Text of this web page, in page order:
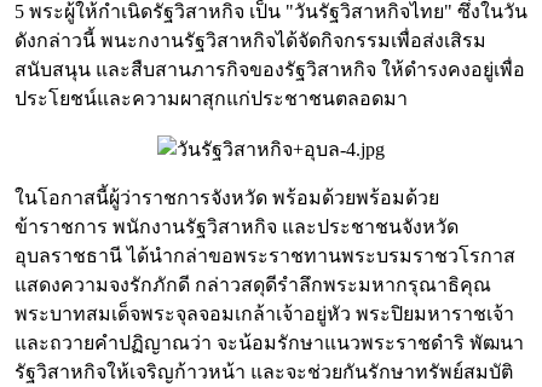
5 พระผู้ให้กำเนิดรัฐวิสาหกิจ เป็น "วันรัฐวิสาหกิจไทย" ซึ่งในวัน
ดังกล่าวนี้ พนะกงานรัฐวิสาหกิจได้จัดกิจกรรมเพื่อส่งเสิรม
สนับสนุน และสืบสานภารกิจของรัฐวิสาหกิจ ให้ดำรงคงอยู่เพื่อ
ประโยชน์และความผาสุกแก่ประชาชนตลอดมา
ในโอกาสนี้ผู้ว่าราชการจังหวัด พร้อมด้วยพร้อมด้วย
ข้าราชการ พนักงานรัฐวิสาหกิจ และประชาชนจังหวัด
อุบลราชธานี ได้นำกล่าขอพระราชทานพระบรมราชวโรกาส
แสดงความจงรักภักดี กล่าวสดุดีรำลึกพระมหากรุณาธิคุณ
พระบาทสมเด็จพระจุลจอมเกล้าเจ้าอยู่หัว พระปิยมหาราชเจ้า
และถวายคำปฏิญาณว่า จะน้อมรักษาแนวพระราชดำริ พัฒนา
รัฐวิสาหกิจให้เจริญก้าวหน้า และจะช่วยกันรักษาทรัพย์สมบัติ